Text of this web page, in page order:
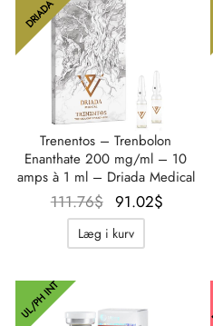
DRIADA
Trenentos – Trenbolon
Enanthate 200 mg/ml – 10
amps à 1 ml – Driada Medical
111.76$ Oprindelig
pris var:
111.76$.
91.02$
Læg i kurv
UL/PH INT